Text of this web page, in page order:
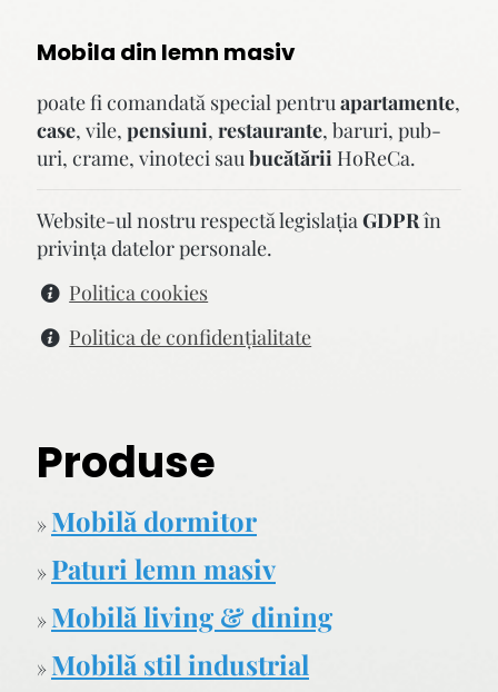
Mobila din lemn masiv
poate fi comandată special pentru apartamente,
case, vile, pensiuni, restaurante, baruri, pub-
uri, crame, vinoteci sau bucătării HoReCa.
Website-ul nostru respectă legislaţia GDPRîn
privinţa datelor personale.
Politica cookies
Politica de confidenţialitate
Produse
» Mobilă dormitor
» Paturi lemn masiv
» Mobilă living & dining
» Mobilă stil industrial